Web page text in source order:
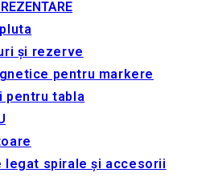
și rezerve
pentru markere
pentru tabla
legat spirale și accesorii